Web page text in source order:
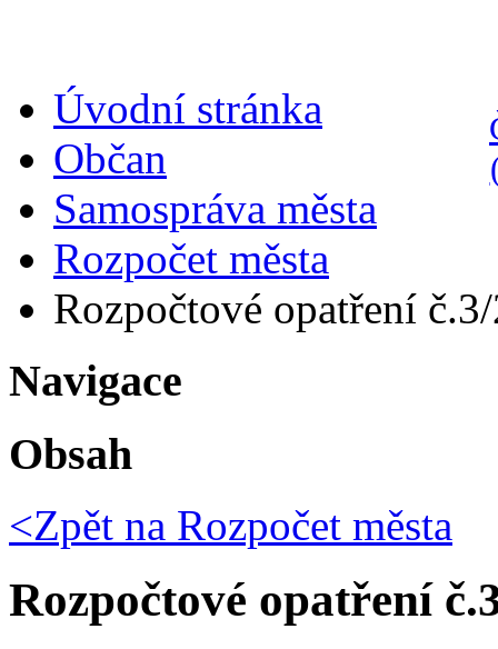
Úvodní stránka
Občan
Samospráva města
Rozpočet města
Rozpočtové opatření
Navigace
Obsah
<Zpět na Rozpočet města
Rozpočtové opatření